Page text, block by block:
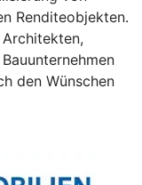
Renditeobjekten.
den Wünschen